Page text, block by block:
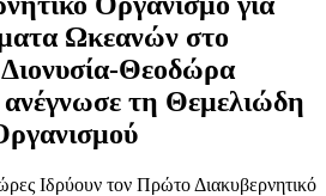
Ωκεανών στο
Θεοδώρα
ανέγνωσε τη Θεμελιώδη